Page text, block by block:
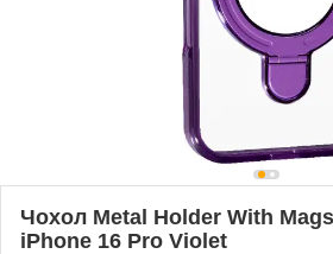
Чохол Metal Holder With
iPhone 16 Pro Violet